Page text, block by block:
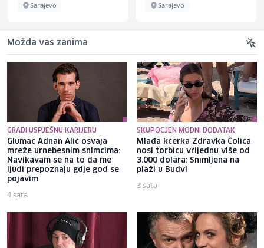
Sarajevo Sarajevo
Možda vas zanima
GRADI USPJEŠNU KARIJERU
Glumac Adnan Alić osvaja
mreže urnebesnim snimcima:
Navikavam se na to da me
ljudi prepoznaju gdje god se
pojavim
4 sata
SKUPOCJEN MODNI DODATAK
Mlađa kćerka Zdravka Čolića
nosi torbicu vrijednu više od
3.000 dolara: Snimljena na
plaži u Budvi
3 sata